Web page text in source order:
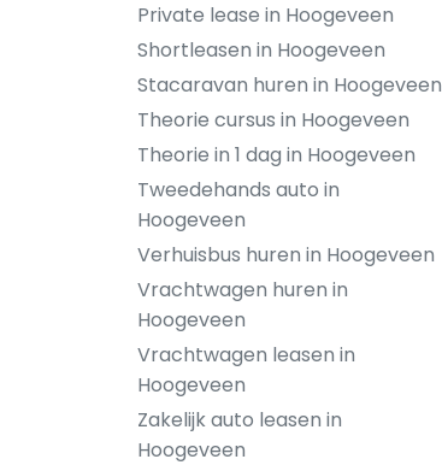
Private lease in Hoogeveen
Shortleasen in Hoogeveen
Stacaravan huren in Hoogeveen
Theorie cursus in Hoogeveen
Theorie in 1 dag in Hoogeveen
Tweedehands auto in
Hoogeveen
Verhuisbus huren in Hoogeveen
Vrachtwagen huren in
Hoogeveen
Vrachtwagen leasen in
Hoogeveen
Zakelijk auto leasen in
Hoogeveen